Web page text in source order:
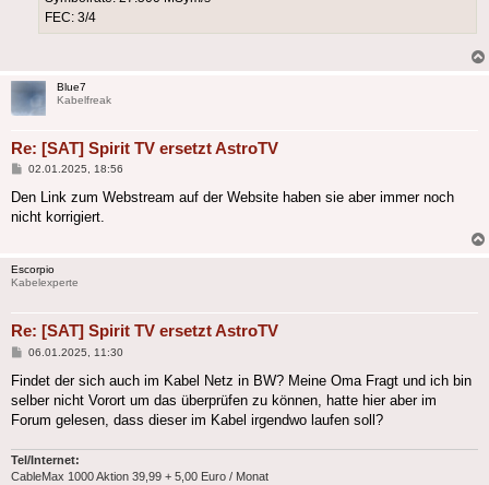
FEC: 3/4
Blue7
Kabelfreak
Re: [SAT] Spirit TV ersetzt AstroTV
Beitrag
02.01.2025, 18:56
Den Link zum Webstream auf der Website haben sie aber immer noch
nicht korrigiert.
Escorpio
Kabelexperte
Re: [SAT] Spirit TV ersetzt AstroTV
Beitrag
06.01.2025, 11:30
Findet der sich auch im Kabel Netz in BW? Meine Oma Fragt und ich bin
selber nicht Vorort um das überprüfen zu können, hatte hier aber im
Forum gelesen, dass dieser im Kabel irgendwo laufen soll?
Tel/Internet:
CableMax 1000 Aktion 39,99 + 5,00 Euro / Monat